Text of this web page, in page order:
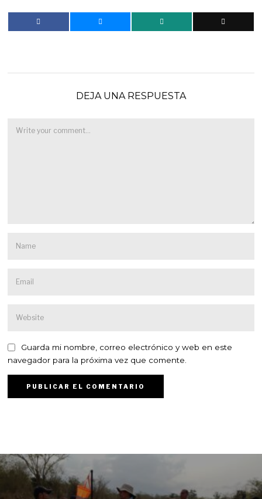
DEJA UNA RESPUESTA
Guarda mi nombre, correo electrónico y web en este
navegador para la próxima vez que comente.